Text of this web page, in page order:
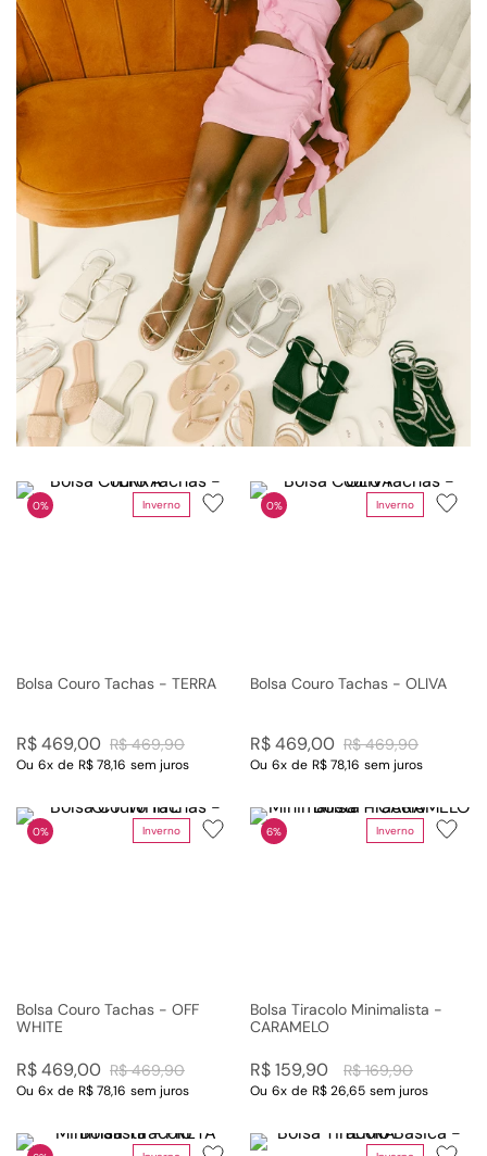
Inverno
0%
Bolsa Couro Tachas - TERRA
R$ 469,90
R$469,00
Ou 6x de R$ 78,16 sem juros
Inverno
0%
Bolsa Couro Tachas - OLIVA
R$ 469,90
R$469,00
Ou 6x de R$ 78,16 sem juros
Inverno
0%
Bolsa Couro Tachas - OFF
WHITE
R$ 469,90
R$469,00
Ou 6x de R$ 78,16 sem juros
Inverno
6%
Bolsa Tiracolo Minimalista -
CARAMELO
R$ 169,90
R$159,90
Ou 6x de R$ 26,65 sem juros